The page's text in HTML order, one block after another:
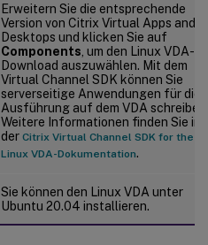
Erweitern Sie die entsprechende
Version von Citrix Virtual Apps and
Desktops und klicken Sie auf
Components , um den Linux VDA-
Download auszuwählen. Mit dem
Virtual Channel SDK können Sie
serverseitige Anwendungen für die
Ausführung auf dem VDA schreiben.
Weitere Informationen finden Sie in
der Citrix Virtual Channel SDK for the
Linux VDA-Dokumentation.
Sie können den Linux VDA unter
Ubuntu 20.04 installieren.